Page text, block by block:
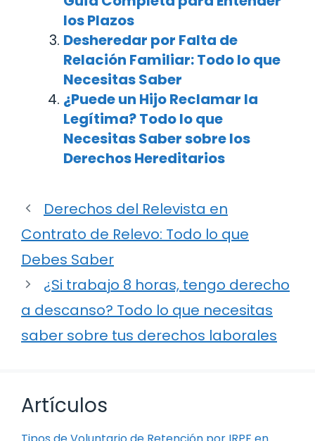
los Plazos
Desheredar por Falta de
Relación Familiar: Todo lo que
Necesitas Saber
¿Puede un Hijo Reclamar la
Legítima? Todo lo que
Necesitas Saber sobre los
Derechos Hereditarios
Derechos del Relevista en
Contrato de Relevo: Todo lo que
Debes Saber
¿Si trabajo 8 horas, tengo derecho
a descanso? Todo lo que necesitas
saber sobre tus derechos laborales
Artículos